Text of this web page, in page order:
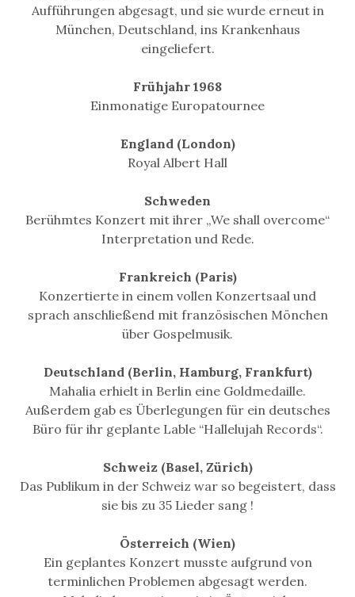
Aufführungen abgesagt, und sie wurde erneut in
München, Deutschland, ins Krankenhaus
eingeliefert.
Frühjahr 1968
Einmonatige Europatournee
England (London)
Royal Albert Hall
Schweden
Berühmtes Konzert mit ihrer „We shall overcome“
Interpretation und Rede.
Frankreich (Paris)
Konzertierte in einem vollen Konzertsaal und
sprach anschließend mit französischen Mönchen
über Gospelmusik.
Deutschland (Berlin, Hamburg, Frankfurt)
Mahalia erhielt in Berlin eine Goldmedaille.
Außerdem gab es Überlegungen für ein deutsches
Büro für ihr geplante Lable “Hallelujah Records“.
Schweiz (Basel, Zürich)
Das Publikum in der Schweiz war so begeistert, dass
sie bis zu 35 Lieder sang !
Österreich (Wien)
Ein geplantes Konzert musste aufgrund von
terminlichen Problemen abgesagt werden.